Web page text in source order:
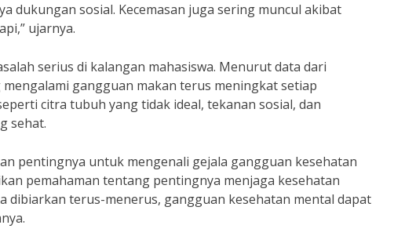
dukungan sosial. Kecemasan juga sering muncul akibat
ujarnya.
serius di kalangan mahasiswa. Menurut data dari
gangguan makan terus meningkat setiap
citra tubuh yang tidak ideal, tekanan sosial, dan
sehat.
pentingnya untuk mengenali gejala gangguan kesehatan
pemahaman tentang pentingnya menjaga kesehatan
dibiarkan terus-menerus, gangguan kesehatan mental dapat